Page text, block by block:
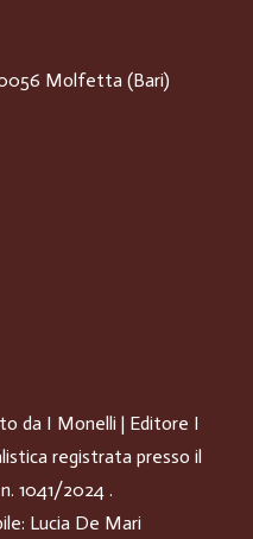
Molfetta (Bari)
da I Monelli | Editore I
registrata presso il
1041/2024 .
Lucia De Mari